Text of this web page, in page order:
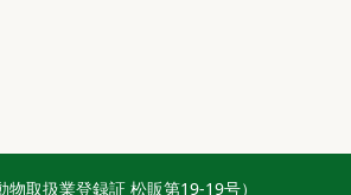
取扱業登録証 松販第19-19号）